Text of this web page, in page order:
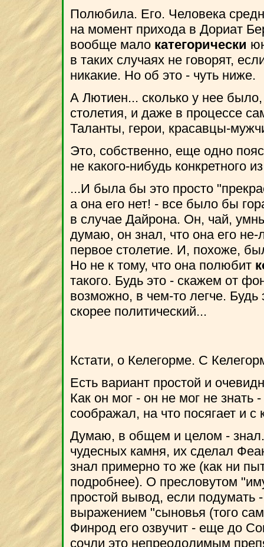
Полюбила. Его. Человека
на момент прихода в Дориат
вообще мало категорически
в таких случаях не говорят,
никакие. Но об это - чуть ниже.
А Лютиен... сколько у нее
столетия, и даже в процессе
Таланты, герои, красавцы-
Это, собственно, еще одно
не какого-нибудь
...И была бы это просто
а она его нет! - все было бы
в случае Дайрона. Он, чай,
думаю, он знал, что она его
первое столетие. И, похоже,
Но не к тому, что она полюбит
такого. Будь это - скажем от
возможно, в чем-то легче. Будь
скорее политический...
Кстати, о Келегорме. С
Есть вариант простой и
Как он мог - он не мог не знать
соображал, на что посягает и с
Думаю, в общем и целом -
чудесных камня, их сделал
знал примерно то же (как ни
подробнее). О пресловутом
простой вывод, если
выражением "сыновья (того
Финрод его озвучит - еще до
сочли это непреодолимым